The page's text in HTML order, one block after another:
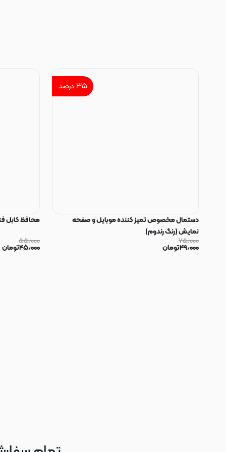
۳۵درصد
دستمال مخصوص تمیز کننده موبایل و صفحه
نمایش (رنگ رندوم)
۷۵٫۰۰۰
۴۹٫۰۰۰تومان
محافظ کابل فنری
۵۵٫۰۰۰
۴۵٫۰۰۰تومان